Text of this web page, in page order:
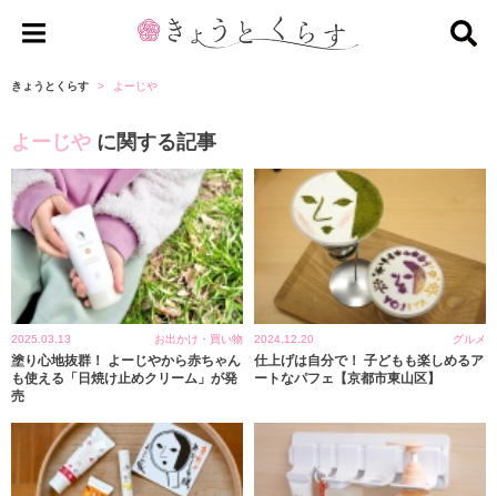
ょ
と
く
ら
す
きょうとくらす よーじや
よーじや に関する記事
2025.03.13 お出かけ・買い物
塗り心地抜群！ よーじやから赤ちゃん
も使える「日焼け止めクリーム」が発
売
2024.12.20 グルメ
仕上げは自分で！ 子どもも楽しめるア
ートなパフェ【京都市東山区】